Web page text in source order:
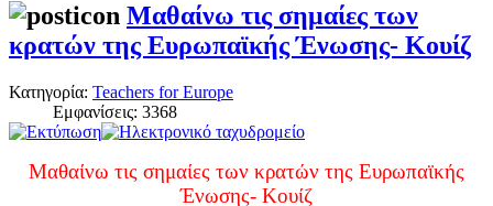
Μαθαίνω τις σημαίες των
κρατών της Ευρωπαϊκής Ένωσης- Κουίζ
Κατηγορία: Teachers for Europe
Εμφανίσεις: 3368
Μαθαίνω τις σημαίες των κρατών της Ευρωπαϊκής
Ένωσης- Κουίζ